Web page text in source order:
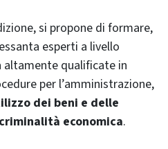
si propone di formare,
esperti a livello
altamente qualificate in
per l’amministrazione,
dei beni e delle
economica.